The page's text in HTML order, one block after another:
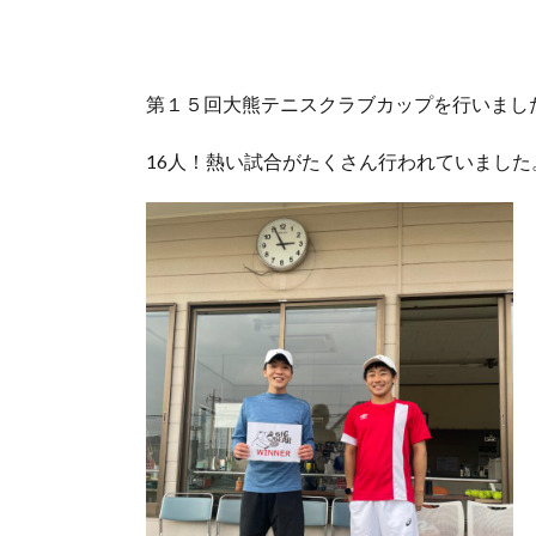
第１５回大熊テニスクラブカップを行いまし
16人！熱い試合がたくさん行われていました